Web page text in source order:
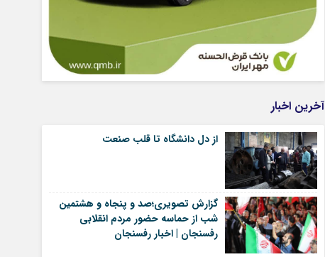
آخرین اخبار
از دل دانشگاه تا قلب صنعت
گزارش تصویری؛صد و پنجاه و هشتمین
شب از حماسه حضور مردم انقلابی
رفسنجان | اخبار رفسنجان